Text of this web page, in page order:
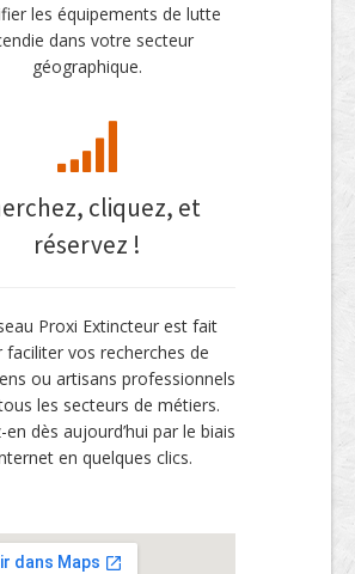
les équipements de lutte
dans votre secteur
géographique.
cliquez, et
réservez !
Proxi Extincteur est fait
faciliter vos recherches de
ou artisans professionnels
les secteurs de métiers.
dès aujourd’hui par le biais
en quelques clics.